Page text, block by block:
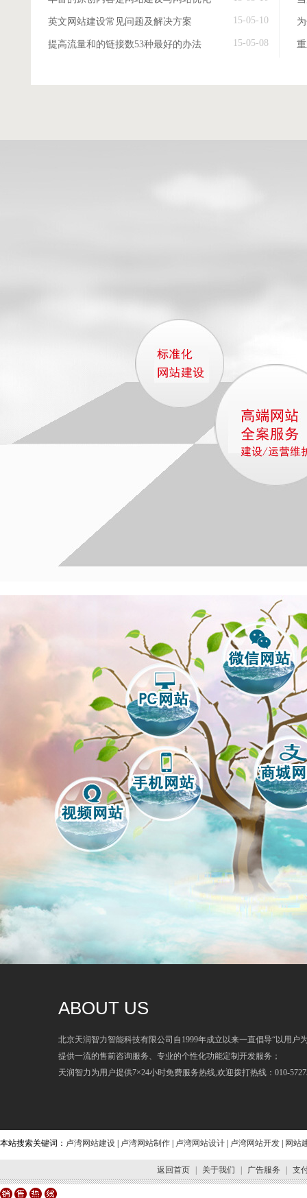
英文网站建设常见问题及解决方案 15-05-10
提高流量和的链接数53种最好的办法 15-05-08
ABOUT US
北京天润智力智能科技有限公司自1999年成立以来一直倡导“以用户
提供一流的售前咨询服务、专业的个性化功能定制开发服务；
天润智力为用户提供7×24小时免费服务热线,欢迎拨打热线：010-
本站搜索关键词： 卢湾网站建设 卢湾网站制作 卢湾网站设计 卢湾网站开发 网站
返回首页 关于我们 广告服务 支